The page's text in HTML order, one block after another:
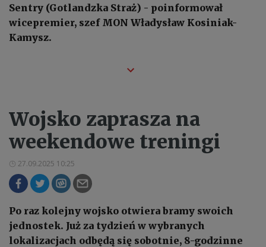
Sentry (Gotlandzka Straż) - poinformował
wicepremier, szef MON Władysław Kosiniak-
Kamysz.
Wojsko zaprasza na
weekendowe treningi
27.09.2025 10:25
Po raz kolejny wojsko otwiera bramy swoich
jednostek. Już za tydzień w wybranych
lokalizacjach odbędą się sobotnie, 8-godzinne